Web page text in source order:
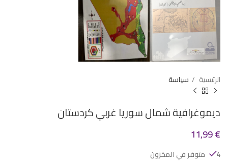
الرئيسية سياسة
ديموغرافية شمال سوريا غربي كردستان
11,99€
4 متوفر في المخزون